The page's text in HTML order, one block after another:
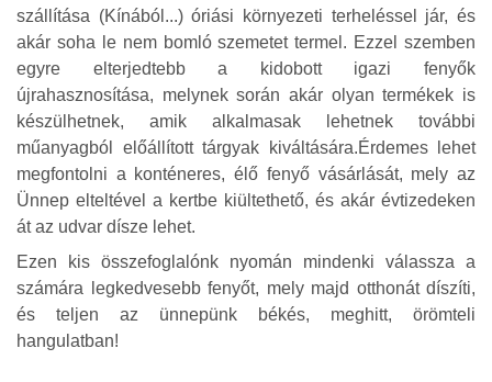
szállítása (Kínából...) óriási környezeti terheléssel jár, és
akár soha le nem bomló szemetet termel. Ezzel szemben
egyre elterjedtebb a kidobott igazi fenyők
újrahasznosítása, melynek során akár olyan termékek is
készülhetnek, amik alkalmasak lehetnek további
műanyagból előállított tárgyak kiváltására.Érdemes lehet
megfontolni a konténeres, élő fenyő vásárlását, mely az
Ünnep elteltével a kertbe kiültethető, és akár évtizedeken
át az udvar dísze lehet.
Ezen kis összefoglalónk nyomán mindenki válassza a
számára legkedvesebb fenyőt, mely majd otthonát díszíti,
és teljen az ünnepünk békés, meghitt, örömteli
hangulatban!